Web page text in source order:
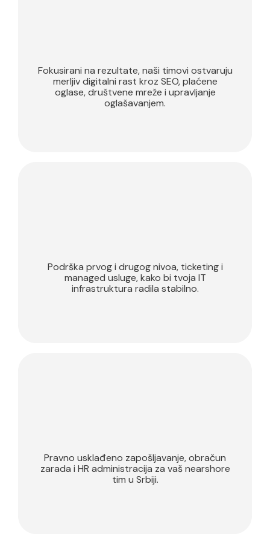
Fokusirani na rezultate, naši timovi ostvaruju
merljiv digitalni rast kroz SEO, plaćene
oglase, društvene mreže i upravljanje
oglašavanjem.
Podrška prvog i drugog nivoa, ticketing i
managed usluge, kako bi tvoja IT
infrastruktura radila stabilno.
Pravno usklađeno zapošljavanje, obračun
zarada i HR administracija za vaš nearshore
tim u Srbiji.